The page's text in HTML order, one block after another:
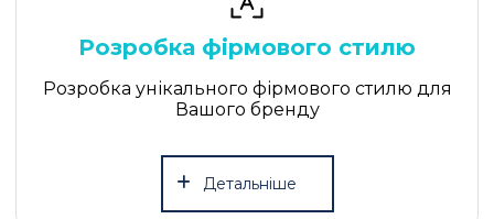
Розробка фірмового стилю
Розробка унікального фірмового стилю для
Вашого бренду
Детальніше
Виберіть термін
Виберіть термін